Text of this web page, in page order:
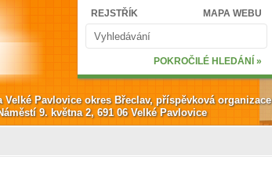
Vyhledávání
Hledat
REJSTŘÍK MAPA WEBU
POKROČILÉ HLEDÁNÍ »
Velké Pavlovice okres Břeclav, příspěvková organizace
9. května 2, 691 06 Velké Pavlovice